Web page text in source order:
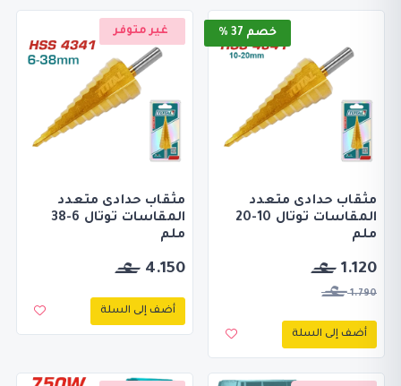
خصم 37 %
مثقاب حدادى متعدد
المقاسات توتال 10-20
ملم
1.120
1.790
أضف إلى السلة
غير متوفر
مثقاب حدادى متعدد
المقاسات توتال 6-38
ملم
4.150
أضف إلى السلة